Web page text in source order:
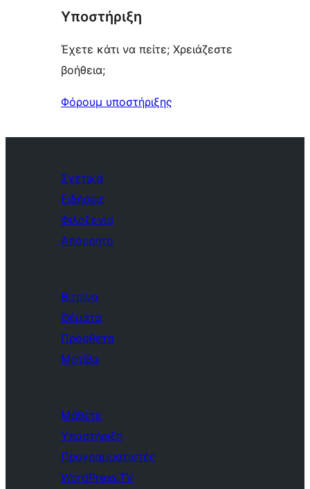
Υποστήριξη
Έχετε κάτι να πείτε; Χρειάζεστε
βοήθεια;
Φόρουμ υποστήριξης
Σχετικά
Ειδήσεις
Φιλοξενία
Απόρρητο
Βιτρίνα
Θέματα
Πρόσθετα
Μοτίβα
Μάθετε
Υποστήριξη
Προγραμματιστές
WordPress.TV